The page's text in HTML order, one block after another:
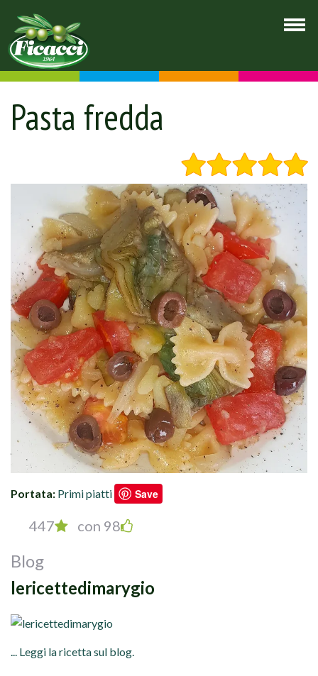
Pasta fredda
Portata: Primi piatti Save
447 con 98
Blog
lericettedimarygio
... Leggi la ricetta sul blog.